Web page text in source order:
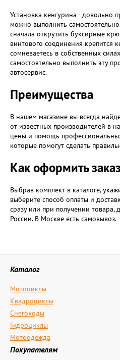
Установка кенгурина - довольно
можно выполнить
сначала открутить буксирные
винтового соединения крепится
сомневаетесь в собственных
самостоятельно выполнить эту
автосервис.
Преимущества
В нашем магазине вы всегда
от известных производителей в
цены и помощь
которые помогут сделать
Как оформить заказ
Выбрав комплект в каталоге,
выберите способ оплаты и
сразу или при получении товара,
России. В Москве есть самовывоз.
Каталог
Мотоциклы
Квадроциклы
Снегоходы
Гидроциклы
Мотоодежда
Покупателям